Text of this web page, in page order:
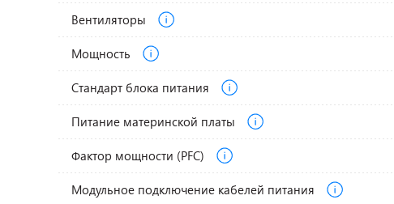
Вентиляторы
Мощность
Стандарт блока питания
Питание материнской платы
Фактор мощности (PFC)
Модульное подключение кабелей питания